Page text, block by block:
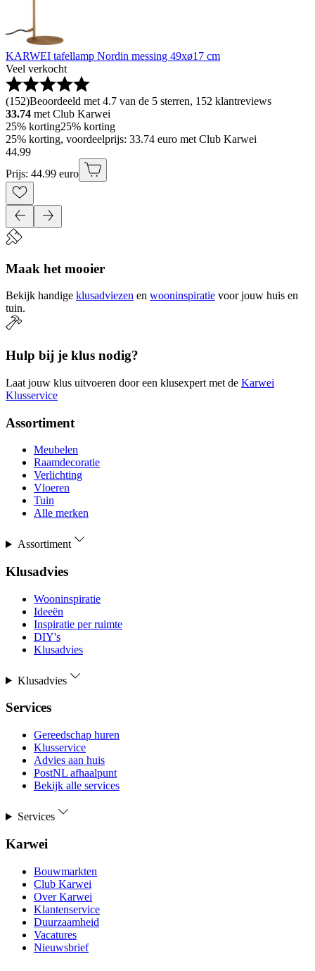
KARWEI tafellamp Nordin messing 49xø17 cm
Veel verkocht
(152)Beoordeeld met 4.7 van de 5 sterren, 152 klantreviews
33.74 met Club Karwei
25% korting25% korting
25% korting, voordeelprijs: 33.74 euro met Club Karwei
44.99
Prijs: 44.99 euro
Maak het mooier
Bekijk handige klusadviezen en wooninspiratie voor jouw huis en
tuin.
Hulp bij je klus nodig?
Laat jouw klus uitvoeren door een klusexpert met de Karwei
Klusservice
Assortiment
Meubelen
Raamdecoratie
Verlichting
Vloeren
Tuin
Alle merken
Assortiment
Klusadvies
Wooninspiratie
Ideeën
Inspiratie per ruimte
DIY's
Klusadvies
Klusadvies
Services
Gereedschap huren
Klusservice
Advies aan huis
PostNL afhaalpunt
Bekijk alle services
Services
Karwei
Bouwmarkten
Club Karwei
Over Karwei
Klantenservice
Duurzaamheid
Vacatures
Nieuwsbrief